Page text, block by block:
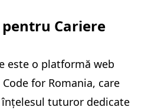
Cariere
este o platformă web
for Romania, care
tuturor dedicate